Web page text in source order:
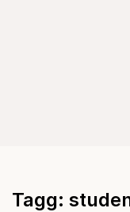
Tagg: